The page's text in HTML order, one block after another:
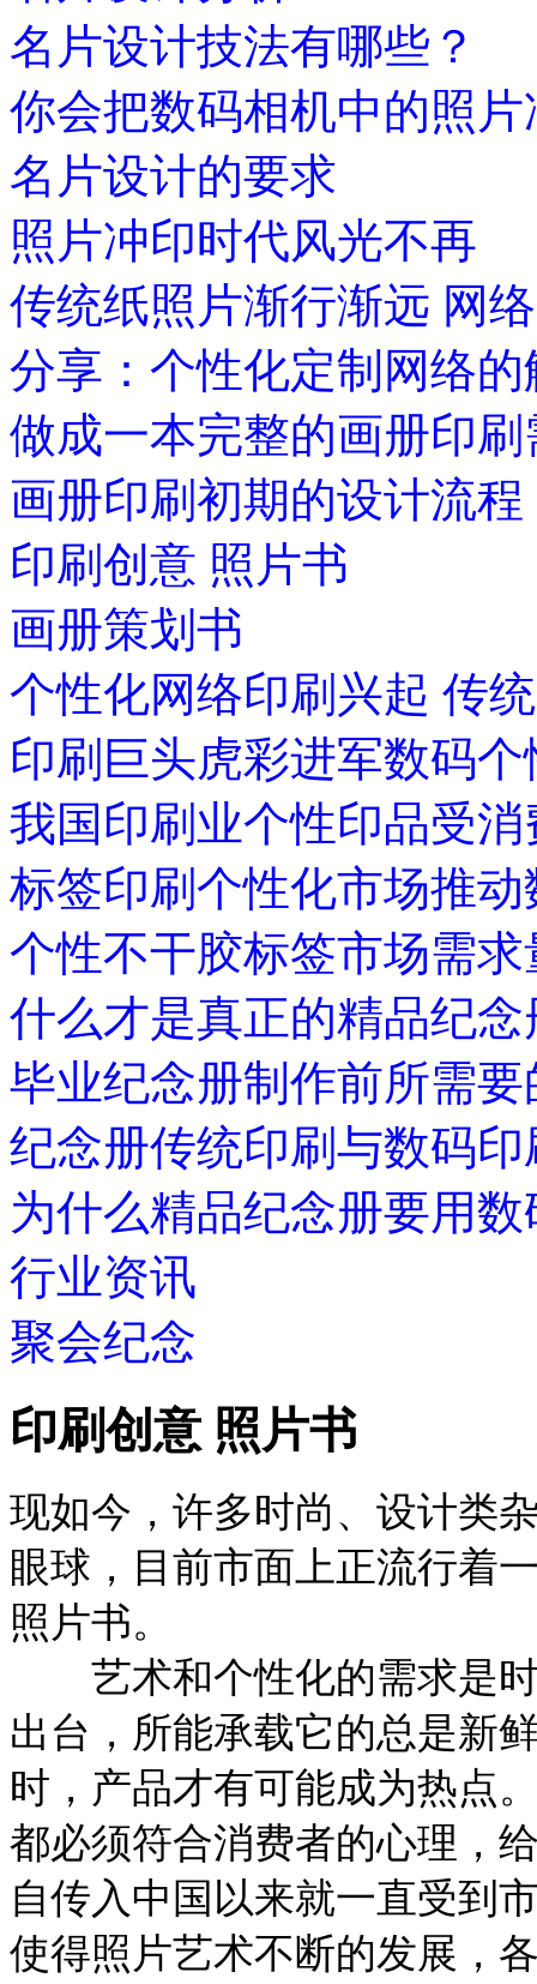
名片设计技法有哪些？
你会把数码相机中的照
名片设计的要求
照片冲印时代风光不再
传统纸照片渐行渐远 网
分享：个性化定制网络的
做成一本完整的画册印
画册印刷初期的设计流程
印刷创意 照片书
画册策划书
个性化网络印刷兴起 传
印刷巨头虎彩进军数码
我国印刷业个性印品受
标签印刷个性化市场推
个性不干胶标签市场需
什么才是真正的精品纪
毕业纪念册制作前所需
纪念册传统印刷与数码
为什么精品纪念册要用
行业资讯
聚会纪念
印刷创意 照片书
现如今，许多时尚、设计类
眼球，目前市面上正流行
照片书。
艺术和个性化的需求是时
出台，所能承载它的总是新
时，产品才有可能成为热点
都必须符合消费者的心理，
自传入中国以来就一直受到
使得照片艺术不断的发展，